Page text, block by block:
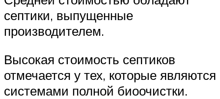
септики, выпущенные
производителем.
Высокая стоимость септиков
отмечается у тех, которые являются
системами полной биоочистки.